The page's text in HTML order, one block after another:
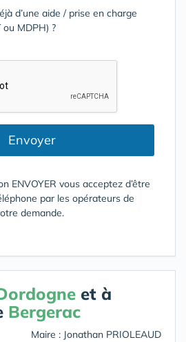
d’une aide / prise en charge
ou MDPH) ?
Envoyer
ENVOYER vous acceptez d’être
par les opérateurs de
demande.
et à
Bergerac
Maire : Jonathan PRIOLEAUD